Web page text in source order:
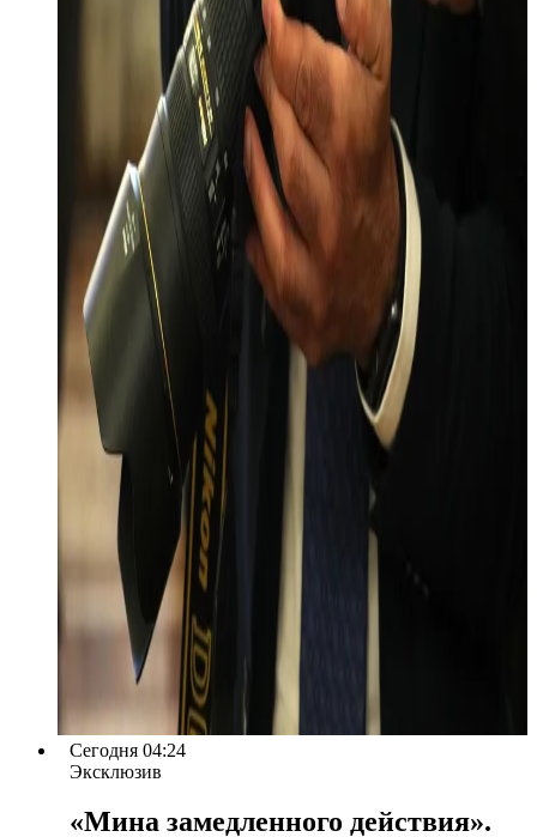
Сегодня 04:24
Эксклюзив
«Мина замедленного действия».